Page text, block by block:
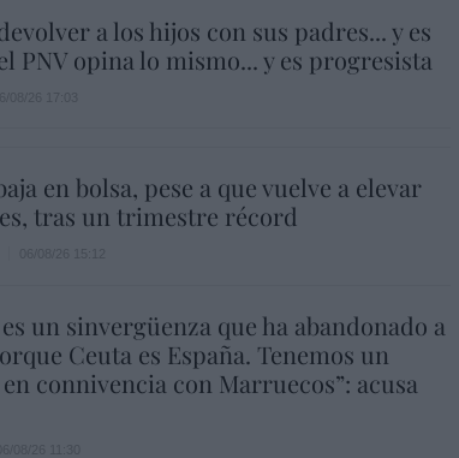
a los hijos con sus padres... y es
PNV opina lo mismo... y es progresista
en bolsa, pese a que vuelve a elevar
tras un trimestre récord
un sinvergüenza que ha abandonado a
Ceuta es España. Tenemos un
connivencia con Marruecos”: acusa